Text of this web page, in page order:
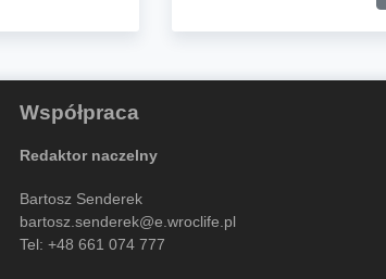
Współpraca
Redaktor naczelny
Bartosz Senderek
bartosz.senderek@e.wroclife.pl
Tel: +48 661 074 777